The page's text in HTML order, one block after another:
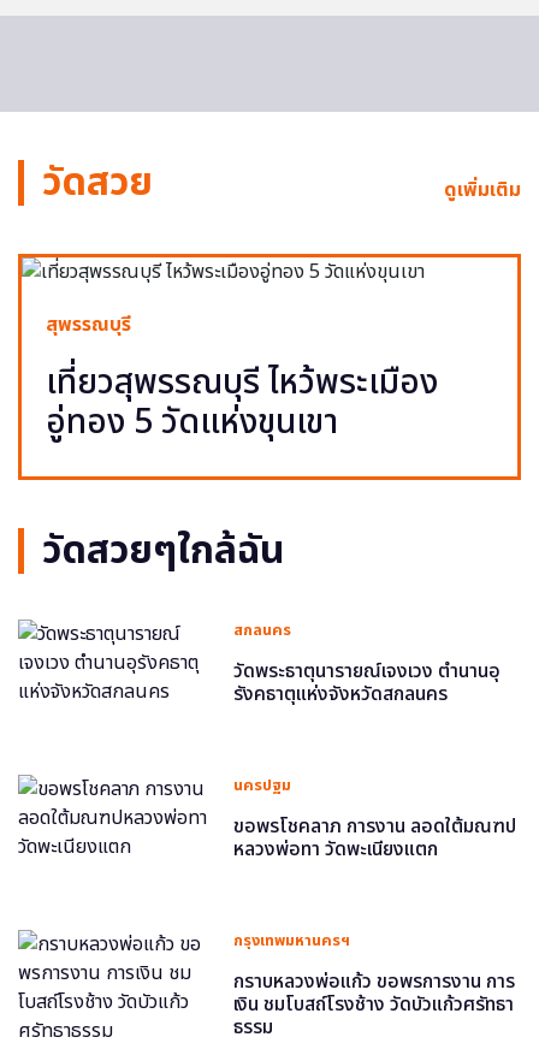
วัดสวย ดูเพิ่มเติม
สุพรรณบุรี
เที่ยวสุพรรณบุรี ไหว้พระเมือง
อู่ทอง 5 วัดแห่งขุนเขา
วัดสวยๆใกล้ฉัน
สกลนคร
วัดพระธาตุนารายณ์เจงเวง ตำนานอุ
รังคธาตุแห่งจังหวัดสกลนคร
นครปฐม
ขอพรโชคลาภ การงาน ลอดใต้มณฑป
หลวงพ่อทา วัดพะเนียงแตก
กรุงเทพมหานครฯ
กราบหลวงพ่อแก้ว ขอพรการงาน การ
เงิน ชมโบสถ์โรงช้าง วัดบัวแก้วศรัทธา
ธรรม